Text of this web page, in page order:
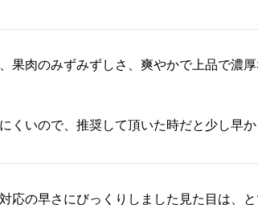
果肉のみずみずしさ、爽やかで上品で濃
くいので、推奨して頂いた時だと少し早か
応の早さにびっくりしました見た目は、